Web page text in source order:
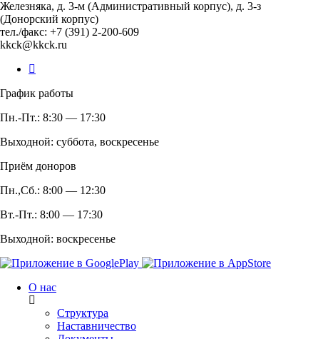
Железняка, д. 3-м (Административный корпус), д. 3-з
(Донорский корпус)
тел./факс: +7 (391) 2-200-609
kkck@kkck.ru
График работы
Пн.-Пт.: 8:30 — 17:30
Выходной: суббота, воскресенье
Приём доноров
Пн.,Сб.: 8:00 — 12:30
Вт.-Пт.: 8:00 — 17:30
Выходной: воскресенье
О нас
Структура
Наставничество